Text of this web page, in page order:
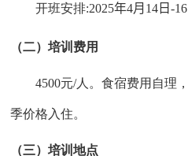
开班安排:2025年4月 14 日-16
（二）培训费用
4500元/人。食宿费用自理
季价格入住。
（三）培训地点